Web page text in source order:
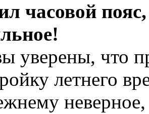
часовой
уверены, что
летнего
неверное,